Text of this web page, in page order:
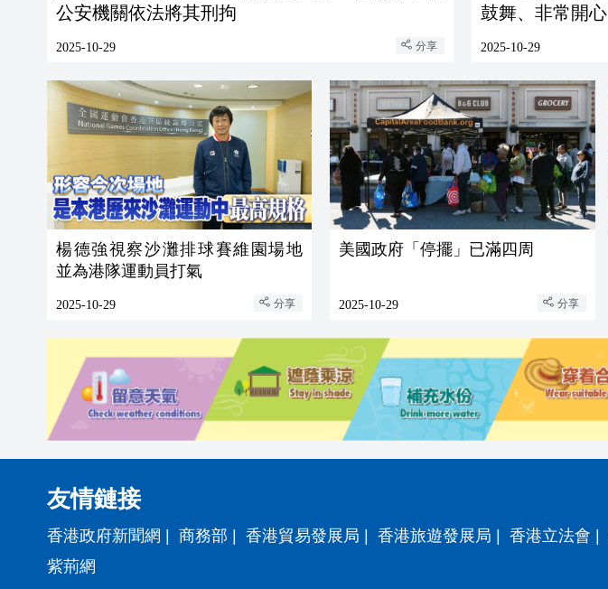
公安機關依法將其刑拘
2025-10-29 分享
鼓舞、非常開心
2025-10-29
楊德強視察沙灘排球賽維園場地
並為港隊運動員打氣
2025-10-29 分享
美國政府「停擺」已滿四周
2025-10-29 分享
友情鏈接
香港政府新聞網 商務部 香港貿易發展局 香港旅遊發展局 香港立法會
紫荊網